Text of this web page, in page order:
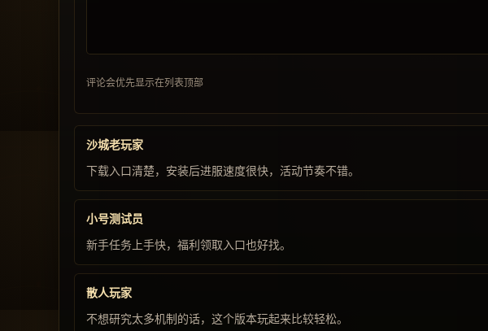
评论会优先显示在列表顶部
沙城老玩家
下载入口清楚，安装后进服速度很快，活动节奏不错。
小号测试员
新手任务上手快，福利领取入口也好找。
散人玩家
不想研究太多机制的话，这个版本玩起来比较轻松。